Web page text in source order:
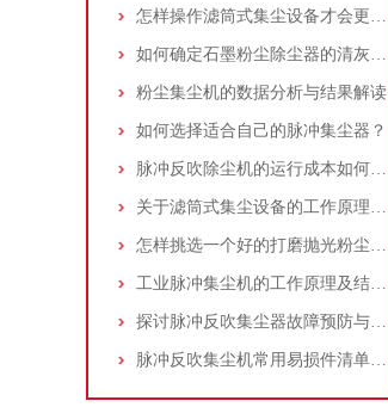
怎样操作滤筒式集尘设备才会更安全
如何确定石墨粉尘除尘器的清灰速度？
粉尘集尘机的数据分析与结果解读
如何选择适合自己的脉冲集尘器？
脉冲反吹除尘机的运行成本如何控制和优化？
关于滤筒式集尘设备的工作原理及特点说明
怎样挑选一个好的打磨抛光粉尘吸尘器
工业脉冲集尘机的工作原理及结构特点说明
探讨脉冲反吹集尘器故障预防与维护要点
脉冲反吹集尘机常用易损件清单与更换周期建议